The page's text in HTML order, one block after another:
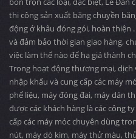
thi công sản xuất băng chuyền
động ở khâu đóng gói, hoàn thiện
và đảm bảo thời gian giao hàng,
việc làm thế nào để hạ giá thành
Trong hoạt động thương mại, dịch
nhập khẩu và cung cấp các máy
phế liệu, máy đóng đai, máy dán
được các khách hàng là các công
cấp các máy móc chuyên dùng
nút, máy dò kim, máy thử màu,